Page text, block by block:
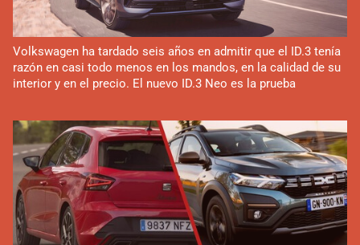
Volkswagen ha tardado seis años en admitir que el ID.3 tenía
razón en casi todo menos en los mandos, en la calidad de su
interior y en el precio. El nuevo ID.3 Neo es la prueba